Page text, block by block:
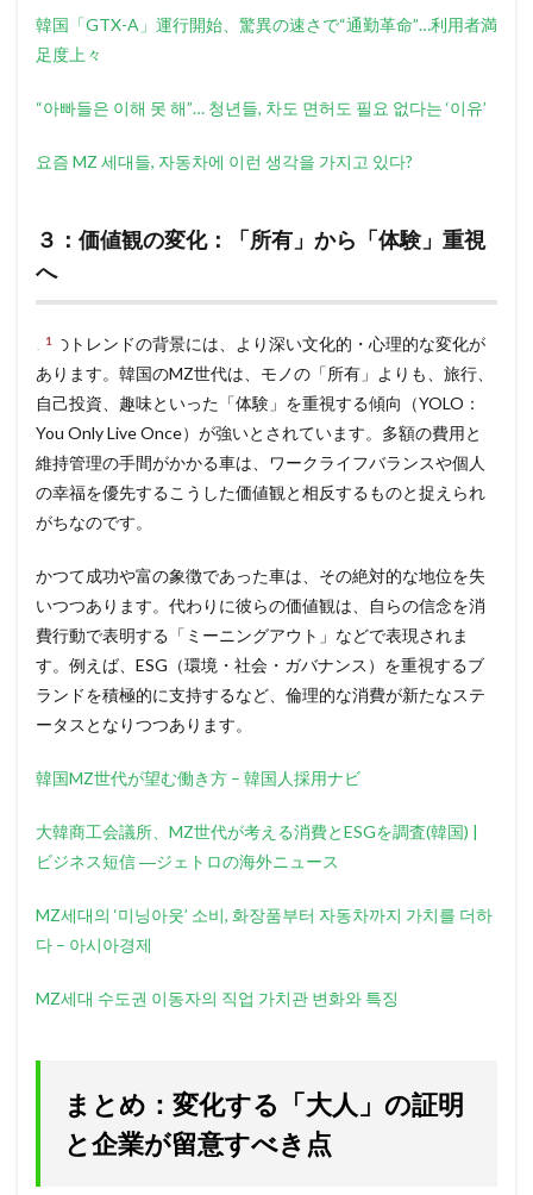
韓国「GTX-A」運行開始、驚異の速さで“通勤革命”…利用者満
足度上々
“아빠들은 이해 못 해”… 청년들, 차도 면허도 필요 없다는 ‘이유’
요즘 MZ 세대들, 자동차에 이런 생각을 가지고 있다?
３：価値観の変化：「所有」から「体験」重視
へ
このトレンドの背景には、より深い文化的・心理的な変化が
あります。韓国のMZ世代は、モノの「所有」よりも、旅行、
自己投資、趣味といった「体験」を重視する傾向（YOLO：
You Only Live Once）が強いとされています。多額の費用と
維持管理の手間がかかる車は、ワークライフバランスや個人
の幸福を優先するこうした価値観と相反するものと捉えられ
がちなのです。
かつて成功や富の象徴であった車は、その絶対的な地位を失
いつつあります。代わりに彼らの価値観は、自らの信念を消
費行動で表明する「ミーニングアウト」などで表現されま
す。例えば、ESG（環境・社会・ガバナンス）を重視するブ
ランドを積極的に支持するなど、倫理的な消費が新たなステ
ータスとなりつつあります。
韓国MZ世代が望む働き方 – 韓国人採用ナビ
大韓商工会議所、MZ世代が考える消費とESGを調査(韓国) |
ビジネス短信 ―ジェトロの海外ニュース
MZ세대의 ‘미닝아웃’ 소비, 화장품부터 자동차까지 가치를 더하
다 – 아시아경제
MZ세대 수도권 이동자의 직업 가치관 변화와 특징
まとめ：変化する「大人」の証明
と企業が留意すべき点